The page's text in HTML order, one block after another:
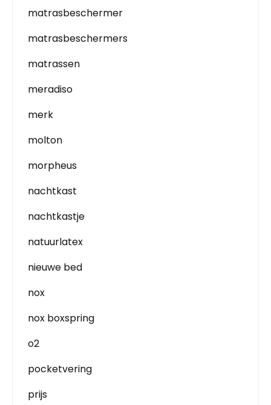
matrasbeschermer
matrasbeschermers
matrassen
meradiso
merk
molton
morpheus
nachtkast
nachtkastje
natuurlatex
nieuwe bed
nox
nox boxspring
o2
pocketvering
prijs